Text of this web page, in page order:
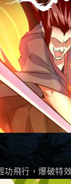
飛行，爆破特